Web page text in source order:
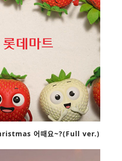
어때요~?(Full ver.)